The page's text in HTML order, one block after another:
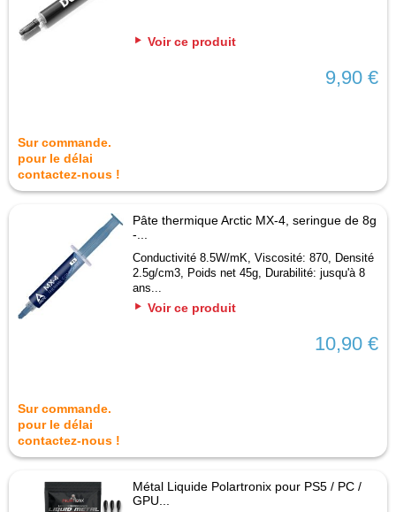
Voir ce produit
9,90 €
Sur commande.
pour le délai
contactez-nous !
Pâte thermique Arctic MX-4, seringue de 8g
-...
Conductivité 8.5W/mK, Viscosité: 870, Densité
2.5g/cm3, Poids net 45g, Durabilité: jusqu'à 8
ans...
Voir ce produit
10,90 €
Sur commande.
pour le délai
contactez-nous !
Métal Liquide Polartronix pour PS5 / PC /
GPU...